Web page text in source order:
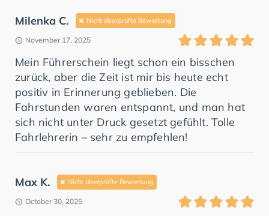
Milenka C. Nicht überprüfte Bewertung
November 17, 2025
Mein Führerschein liegt schon ein bisschen
zurück, aber die Zeit ist mir bis heute echt
positiv in Erinnerung geblieben. Die
Fahrstunden waren entspannt, und man hat
sich nicht unter Druck gesetzt gefühlt. Tolle
Fahrlehrerin – sehr zu empfehlen!
Max K. Nicht überprüfte Bewertung
October 30, 2025